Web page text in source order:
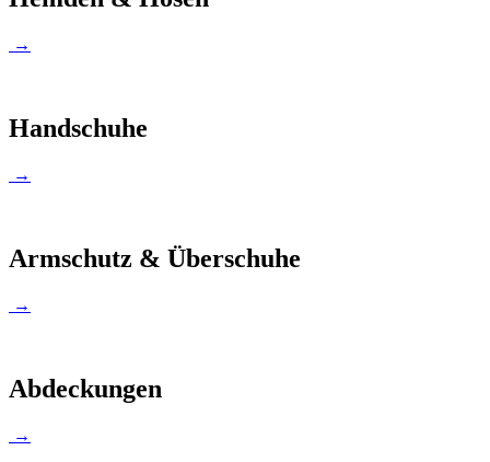
→
Handschuhe
→
Armschutz & Überschuhe
→
Abdeckungen
→